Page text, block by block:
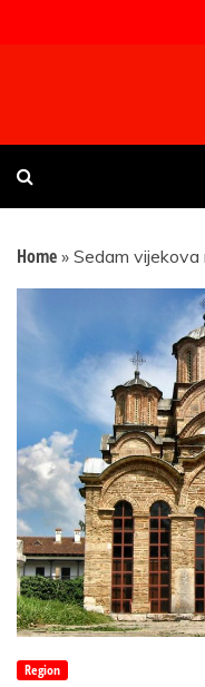
Faktor
Uvijek presudan
Home » Sedam vijekova
Region